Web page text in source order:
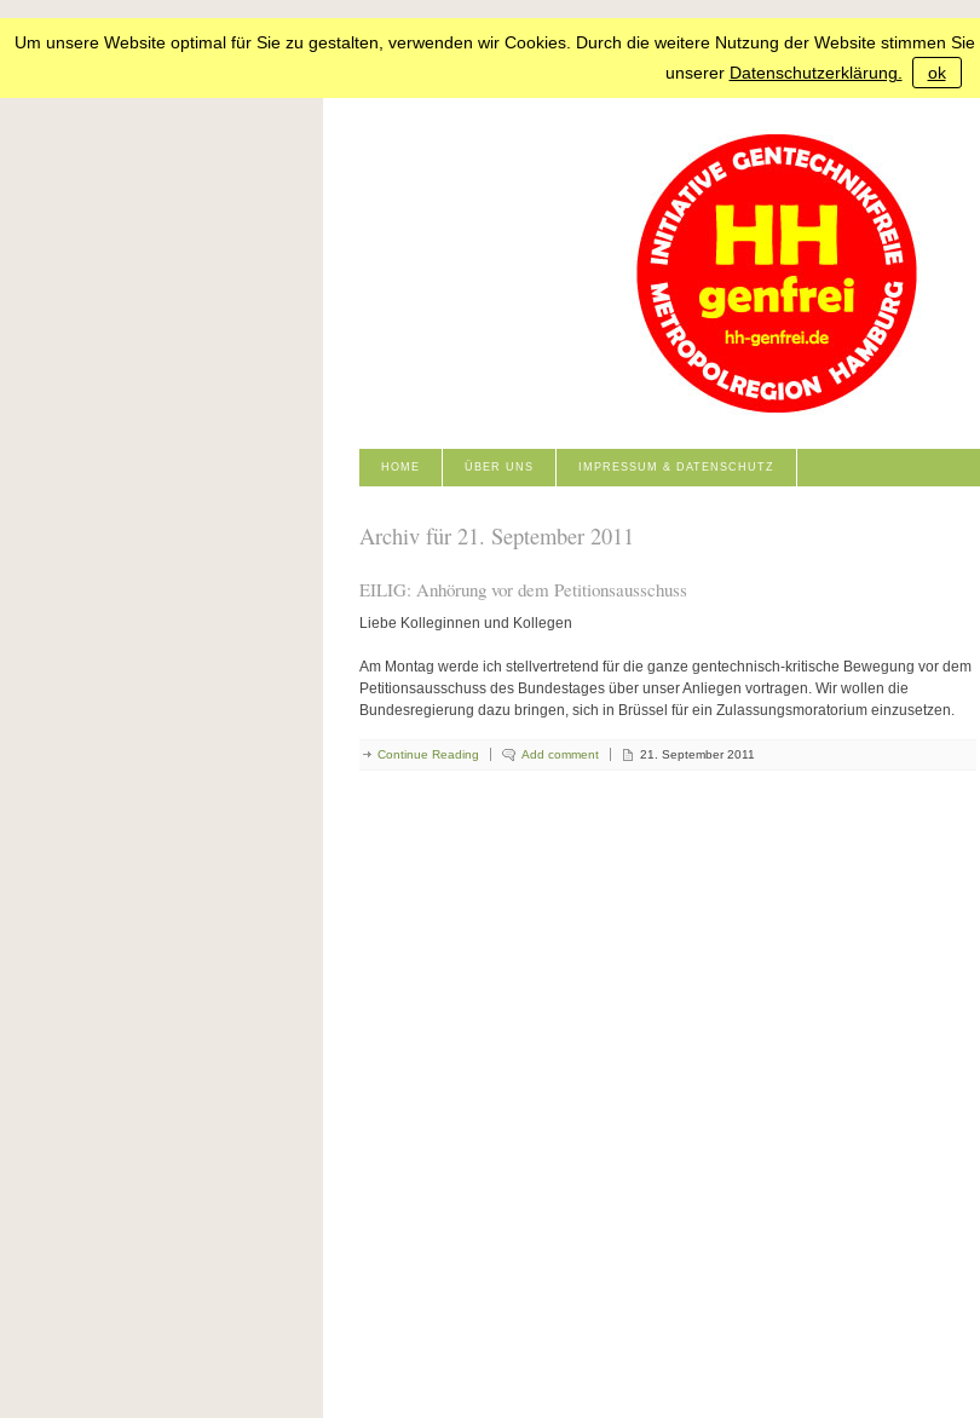
Um unsere Website optimal für Sie zu gestalten, verwenden wir Cookies. Durch die weitere Nutzung der Website stimmen
unserer Datenschutzerklärung. ok
HOME ÜBER UNS IMPRESSUM & DATENSCHUTZ
Archiv für 21. September 2011
EILIG: Anhörung vor dem Petitionsausschuss
Liebe Kolleginnen und Kollegen
Am Montag werde ich stellvertretend für die ganze gentechnisch-kritische Bewegung vor dem
Petitionsausschuss des Bundestages über unser Anliegen vortragen. Wir wollen die
Bundesregierung dazu bringen, sich in Brüssel für ein Zulassungsmoratorium einzusetzen.
Continue Reading Add comment 21. September 2011